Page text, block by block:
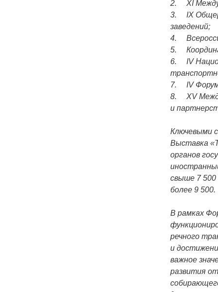
2. XI
3. IX
заведений;
4.
5.
6. IV
7. IV Форум
8. XV
и
Ключевыми
Выставка
органов
свыше 7 500
более 9 500.
В рамках
речного
и
важное
развития